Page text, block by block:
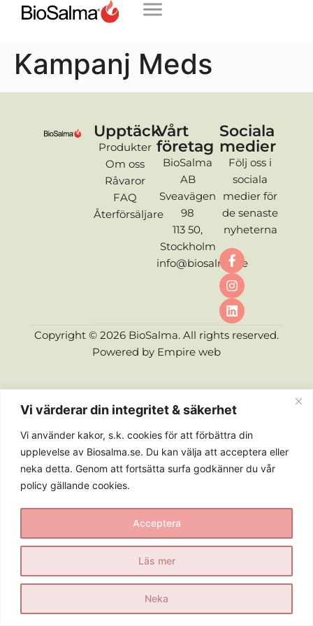
Vi värderar din integritet & säkerhet
Vi använder kakor, s.k. cookies för att förbättra din
upplevelse av Biosalma.se. Du kan välja att acceptera eller
neka detta. Genom att fortsätta surfa godkänner du vår
policy gällande cookies.
Läs mer
Neka
Acceptera
Kampanj Meds
Upptäck
Produkter
Om oss
Råvaror
FAQ
Återförsäljare
Vårt
företag
BioSalma
AB
Sveavägen
98
113 50,
Stockholm
info@biosalma.se
Sociala
medier
Följ oss i
sociala
medier för
de senaste
nyheterna
Copyright © 2026 BioSalma. All rights reserved.
Powered by Empire web